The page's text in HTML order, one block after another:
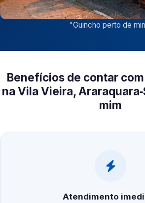
"Guincho perto de
Benefícios de contar
na Vila Vieira,
mim
Atendimento